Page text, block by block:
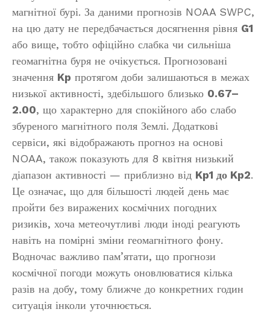
магнітної бурі. За даними прогнозів NOAA SWPC,
на цю дату не передбачається досягнення рівня G1
або вище, тобто офіційно слабка чи сильніша
геомагнітна буря не очікується. Прогнозовані
значення Kp протягом доби залишаються в межах
низької активності, здебільшого близько 0.67–
2.00, що характерно для спокійного або слабо
збуреного магнітного поля Землі. Додаткові
сервіси, які відображають прогноз на основі
NOAA, також показують для 8 квітня низький
діапазон активності — приблизно від Kp1 до Kp2.
Це означає, що для більшості людей день має
пройти без виражених космічних погодних
ризиків, хоча метеочутливі люди іноді реагують
навіть на помірні зміни геомагнітного фону.
Водночас важливо пам’ятати, що прогнози
космічної погоди можуть оновлюватися кілька
разів на добу, тому ближче до конкретних годин
ситуація інколи уточнюється.